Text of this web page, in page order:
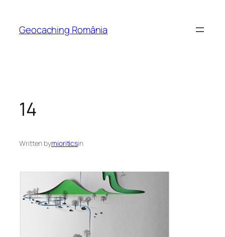
content
Geocaching România
14
Written bymioriticsin